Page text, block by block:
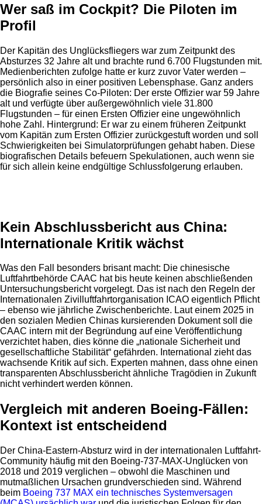
Wer saß im Cockpit? Die Piloten im
Profil
Der Kapitän des Unglücksfliegers war zum Zeitpunkt des
Absturzes 32 Jahre alt und brachte rund 6.700 Flugstunden mit.
Medienberichten zufolge hatte er kurz zuvor Vater werden –
persönlich also in einer positiven Lebensphase. Ganz anders
die Biografie seines Co-Piloten: Der erste Offizier war 59 Jahre
alt und verfügte über außergewöhnlich viele 31.800
Flugstunden – für einen Ersten Offizier eine ungewöhnlich
hohe Zahl. Hintergrund: Er war zu einem früheren Zeitpunkt
vom Kapitän zum Ersten Offizier zurückgestuft worden und soll
Schwierigkeiten bei Simulatorprüfungen gehabt haben. Diese
biografischen Details befeuern Spekulationen, auch wenn sie
für sich allein keine endgültige Schlussfolgerung erlauben.
Kein Abschlussbericht aus China:
Internationale Kritik wächst
Was den Fall besonders brisant macht: Die chinesische
Luftfahrtbehörde CAAC hat bis heute keinen abschließenden
Untersuchungsbericht vorgelegt. Das ist nach den Regeln der
Internationalen Zivilluftfahrtorganisation ICAO eigentlich Pflicht
– ebenso wie jährliche Zwischenberichte. Laut einem 2025 in
den sozialen Medien Chinas kursierenden Dokument soll die
CAAC intern mit der Begründung auf eine Veröffentlichung
verzichtet haben, dies könne die „nationale Sicherheit und
gesellschaftliche Stabilität“ gefährden. International zieht das
wachsende Kritik auf sich. Experten mahnen, dass ohne einen
transparenten Abschlussbericht ähnliche Tragödien in Zukunft
nicht verhindert werden können.
Vergleich mit anderen Boeing-Fällen:
Kontext ist entscheidend
Der China-Eastern-Absturz wird in der internationalen Luftfahrt-
Community häufig mit den Boeing-737-MAX-Unglücken von
2018 und 2019 verglichen – obwohl die Maschinen und
mutmaßlichen Ursachen grundverschieden sind. Während
beim Boeing 737 MAX ein technisches Systemversagen